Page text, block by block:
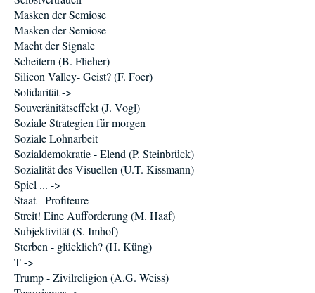
Masken der Semiose
Masken der Semiose
Macht der Signale
Scheitern (B. Flieher)
Silicon Valley- Geist? (F. Foer)
Solidarität ->
Souveränitätseffekt (J. Vogl)
Soziale Strategien für morgen
Soziale Lohnarbeit
Sozialdemokratie - Elend (P. Steinbrück)
Sozialität des Visuellen (U.T. Kissmann)
Spiel ... ->
Staat - Profiteure
Streit! Eine Aufforderung (M. Haaf)
Subjektivität (S. Imhof)
Sterben - glücklich? (H. Küng)
T ->
Trump - Zivilreligion (A.G. Weiss)